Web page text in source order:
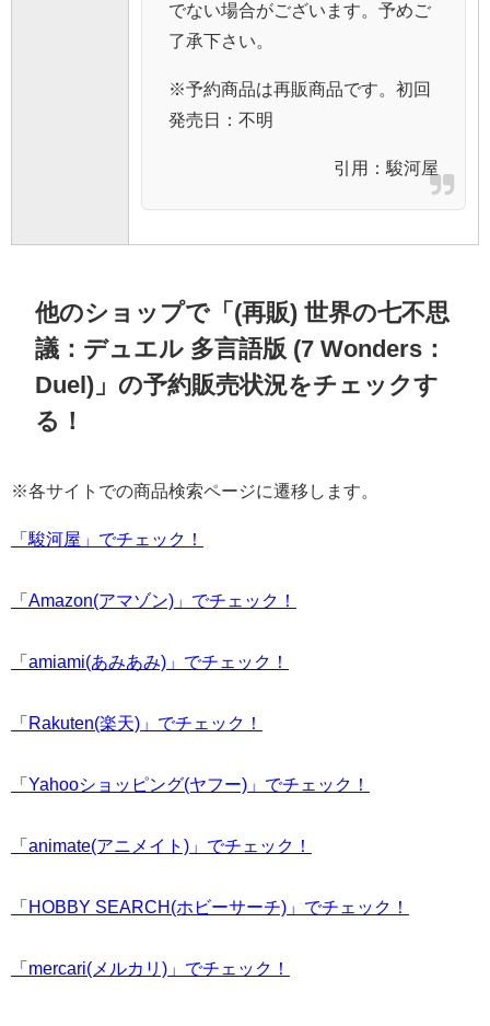
でない場合がございます。予めご
了承下さい。
※予約商品は再販商品です。初回
発売日：不明
引用： 駿河屋
他のショップで「(再販) 世界の七不思
議：デュエル 多言語版 (7 Wonders：
Duel)」の予約販売状況をチェックす
る！
※各サイトでの商品検索ページに遷移します。
「駿河屋」でチェック！
「Amazon(アマゾン)」でチェック！
「amiami(あみあみ)」でチェック！
「Rakuten(楽天)」でチェック！
「Yahooショッピング(ヤフー)」でチェック！
「animate(アニメイト)」でチェック！
「HOBBY SEARCH(ホビーサーチ)」でチェック！
「mercari(メルカリ)」でチェック！